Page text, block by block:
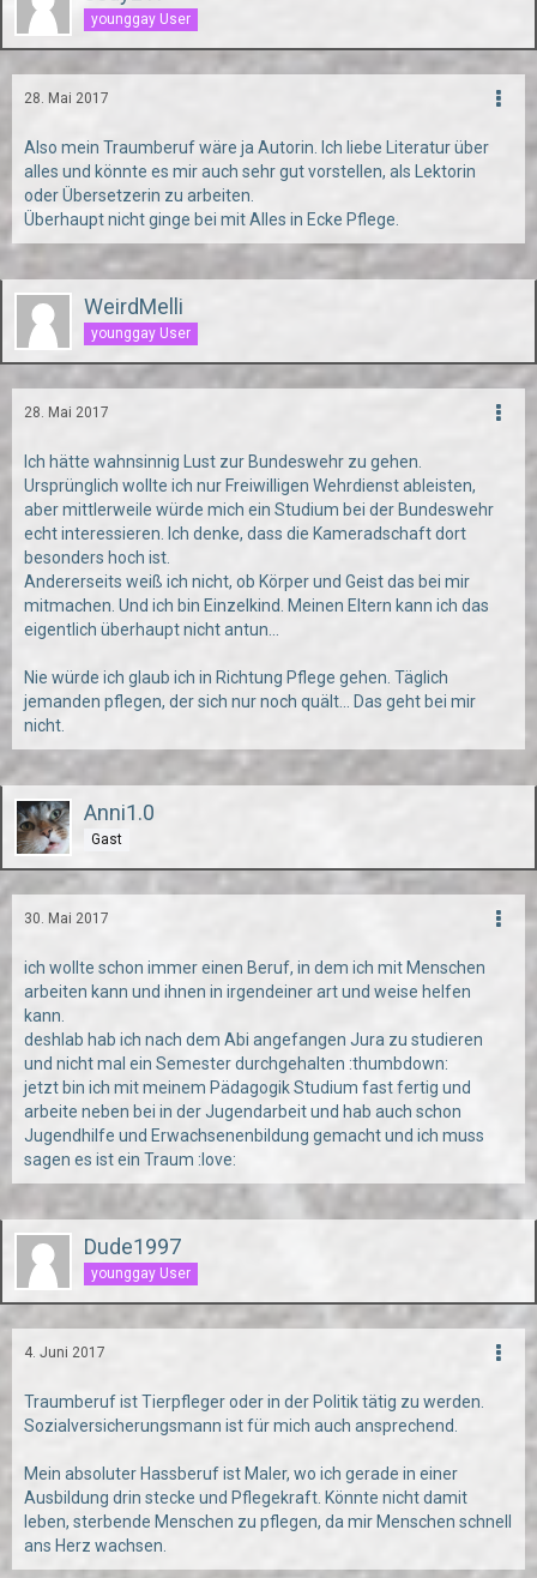
younggay User
28. Mai 2017
Also mein Traumberuf wäre ja Autorin. Ich liebe Literatur über
alles und könnte es mir auch sehr gut vorstellen, als Lektorin
oder Übersetzerin zu arbeiten.
Überhaupt nicht ginge bei mit Alles in Ecke Pflege.
WeirdMelli
younggay User
28. Mai 2017
Ich hätte wahnsinnig Lust zur Bundeswehr zu gehen.
Ursprünglich wollte ich nur Freiwilligen Wehrdienst ableisten,
aber mittlerweile würde mich ein Studium bei der Bundeswehr
echt interessieren. Ich denke, dass die Kameradschaft dort
besonders hoch ist.
Andererseits weiß ich nicht, ob Körper und Geist das bei mir
mitmachen. Und ich bin Einzelkind. Meinen Eltern kann ich das
eigentlich überhaupt nicht antun...
Nie würde ich glaub ich in Richtung Pflege gehen. Täglich
jemanden pflegen, der sich nur noch quält... Das geht bei mir
nicht.
Anni1.0
Gast
30. Mai 2017
ich wollte schon immer einen Beruf, in dem ich mit Menschen
arbeiten kann und ihnen in irgendeiner art und weise helfen
kann.
deshlab hab ich nach dem Abi angefangen Jura zu studieren
und nicht mal ein Semester durchgehalten :thumbdown:
jetzt bin ich mit meinem Pädagogik Studium fast fertig und
arbeite neben bei in der Jugendarbeit und hab auch schon
Jugendhilfe und Erwachsenenbildung gemacht und ich muss
sagen es ist ein Traum :love:
Dude1997
younggay User
4. Juni 2017
Traumberuf ist Tierpfleger oder in der Politik tätig zu werden.
Sozialversicherungsmann ist für mich auch ansprechend.
Mein absoluter Hassberuf ist Maler, wo ich gerade in einer
Ausbildung drin stecke und Pflegekraft. Könnte nicht damit
leben, sterbende Menschen zu pflegen, da mir Menschen schnell
ans Herz wachsen.